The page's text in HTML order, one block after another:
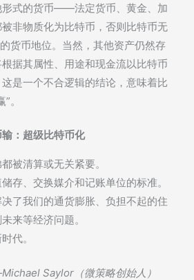
形式的货币——法定货币、黄金、加
非物质化为比特币，否则比特币无
货币地位。当然，其他资产仍然存
据其属性、用途和现金流以比特币
是一个不合逻辑的结论，意味着比
。
：超级比特币化
被清算或无关紧要。
存、交换媒介和记账单位的标准。
了我们的通货膨胀、负担不起的住
来等经济问题。
代。
Saylor（微策略创始人）